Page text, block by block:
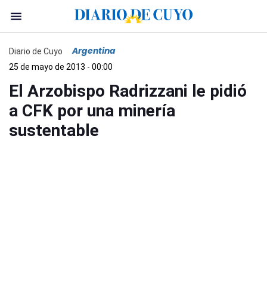
Diario de Cuyo Argentina
25 de mayo de 2013 - 00:00
El Arzobispo Radrizzani le pidió
a CFK por una minería
sustentable